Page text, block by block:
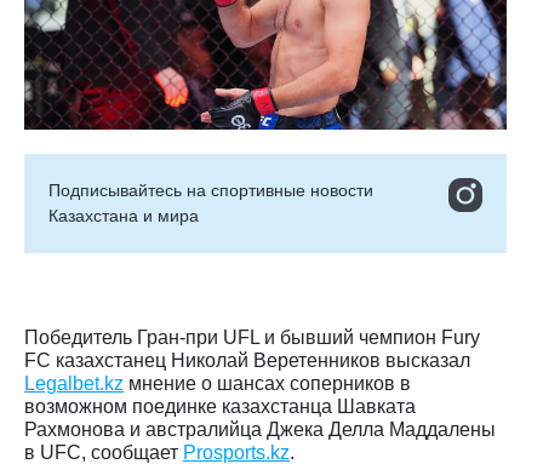
Подписывайтесь на cпортивные новости
Казахстана и мира
Победитель Гран-при UFL и бывший чемпион Fury
FC казахстанец Николай Веретенников высказал
Legalbet.kz мнение о шансах соперников в
возможном поединке казахстанца Шавката
Рахмонова и австралийца Джека Делла Маддалены
в UFC, сообщает Prosports.kz.